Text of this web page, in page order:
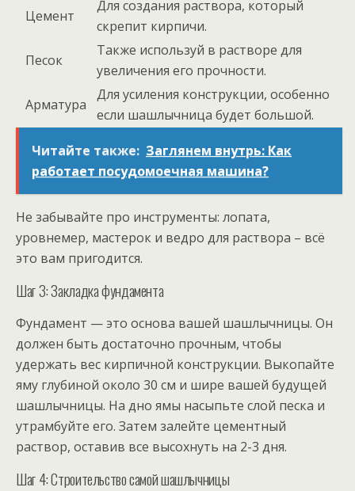
Цемент
Для создания раствора, который
скрепит кирпичи.
Песок
Также используй в растворе для
увеличения его прочности.
Арматура
Для усиления конструкции, особенно
если шашлычница будет большой.
Читайте также: Заглянем внутрь: Как
работает посудомоечная машина?
Не забывайте про инструменты: лопата,
уровнемер, мастерок и ведро для раствора – всё
это вам пригодится.
Шаг 3: Закладка фундамента
Фундамент — это основа вашей шашлычницы. Он
должен быть достаточно прочным, чтобы
удержать вес кирпичной конструкции. Выкопайте
яму глубиной около 30 см и шире вашей будущей
шашлычницы. На дно ямы насыпьте слой песка и
утрамбуйте его. Затем залейте цементный
раствор, оставив все высохнуть на 2-3 дня.
Шаг 4: Строительство самой шашлычницы